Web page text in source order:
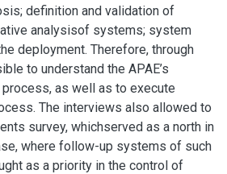
definition and validation of
analysisof systems; system
deployment. Therefore, through
to understand the APAE’s
as well as to execute
The interviews also allowed to
survey, whichserved as a north in
where follow-up systems of such
as a priority in the control of